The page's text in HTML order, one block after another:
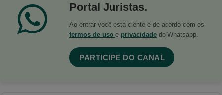
Portal Juristas.
Ao entrar você está ciente e de acordo com os
termos de uso e privacidade do Whatsapp.
PARTICIPE DO CANAL